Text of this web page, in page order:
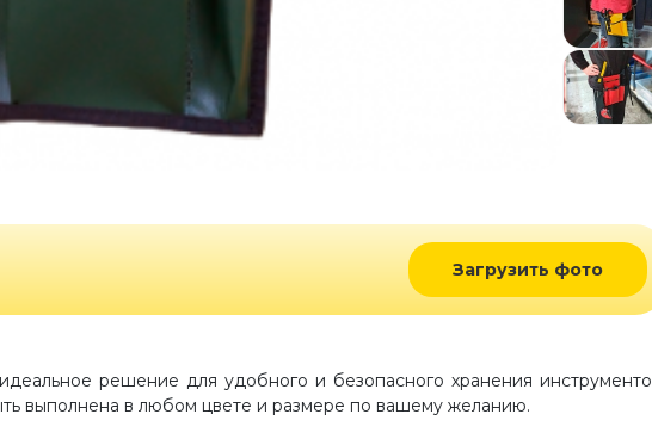
Загрузить фото
идеальное решение для удобного и безопасного хранения
выполнена в любом цвете и размере по вашему желанию.